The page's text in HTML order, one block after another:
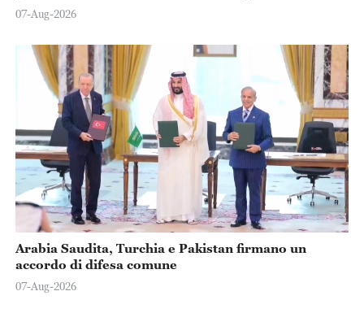
07-Aug-2026
Arabia Saudita, Turchia e Pakistan firmano un
accordo di difesa comune
07-Aug-2026